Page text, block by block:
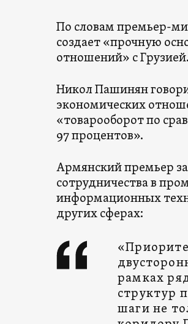
По словам премьер-
создает «прочную
отношений» с Грузией.
Никол Пашинян
экономических
«товарооборот по
97 процентов».
Армянский премьер
сотрудничества в
информационных
других сферах:
рамках
структур
шаги не